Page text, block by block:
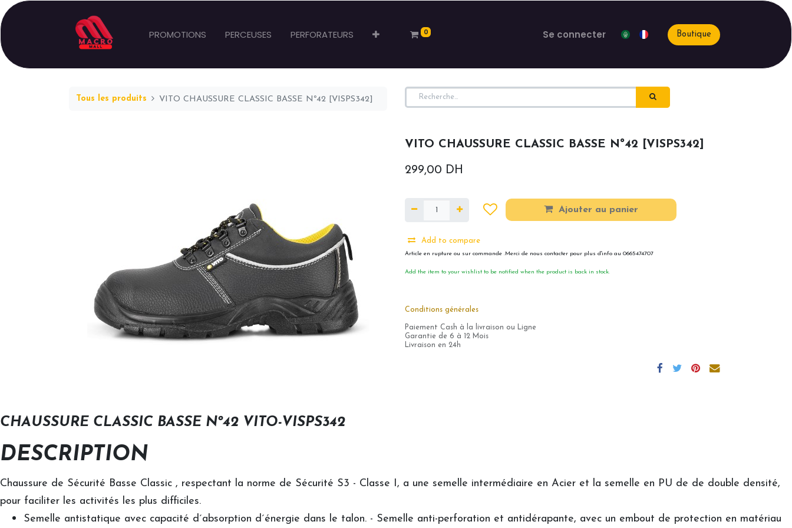
PROMOTIONS PERCEUSES PERFORATEURS 0 Se connecter Boutique
Tous les produits VITO CHAUSSURE CLASSIC BASSE Nº42 [VISPS342]
VITO CHAUSSURE CLASSIC BASSE Nº42 [VISPS342]
299,00 DH
Ajouter au panier
Add to compare
Article en rupture ou sur commande .Merci de nous contacter pour plus d'info au 0665474707
Add the item to your wishlist to be notified when the product is back in stock.
Conditions générales
Paiement Cash à la livraison ou Ligne
Garantie de 6 à 12 Mois
Livraison en 24h
CHAUSSURE CLASSIC BASSE Nº42 VITO-VISPS342
DESCRIPTION
Chaussure de Sécurité Basse Classic , respectant la norme de Sécurité S3 - Classe I, a une semelle intermédiaire en Acier et la semelle en PU de de double densité,
pour faciliter les activités les plus difficiles.
Semelle antistatique avec capacité d´absorption d´énergie dans le talon. - Semelle anti-perforation et antidérapante, avec un embout de protection en matériau
INGCO by MACRO MALL